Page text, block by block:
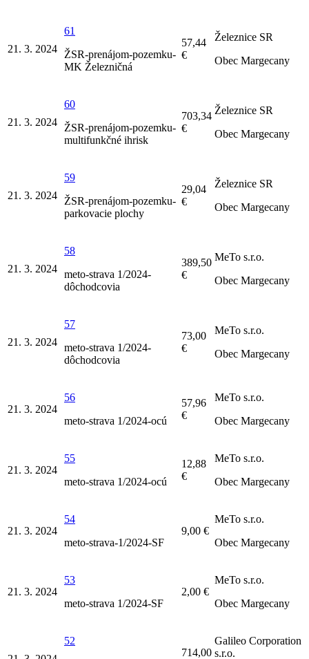
21. 3. 2024
61
ŽSR-prenájom-pozemku-
MK Železničná
57,44
€
Železnice SR
Obec Margecany
21. 3. 2024
60
ŽSR-prenájom-pozemku-
multifunkčné ihrisk
703,34
€
Železnice SR
Obec Margecany
21. 3. 2024
59
ŽSR-prenájom-pozemku-
parkovacie plochy
29,04
€
Železnice SR
Obec Margecany
21. 3. 2024
58
meto-strava 1/2024-
dôchodcovia
389,50
€
MeTo s.r.o.
Obec Margecany
21. 3. 2024
57
meto-strava 1/2024-
dôchodcovia
73,00
€
MeTo s.r.o.
Obec Margecany
21. 3. 2024
56
meto-strava 1/2024-ocú
57,96
€
MeTo s.r.o.
Obec Margecany
21. 3. 2024
55
meto-strava 1/2024-ocú
12,88
€
MeTo s.r.o.
Obec Margecany
21. 3. 2024
54
meto-strava-1/2024-SF
9,00 €
MeTo s.r.o.
Obec Margecany
21. 3. 2024
53
meto-strava 1/2024-SF
2,00 €
MeTo s.r.o.
Obec Margecany
52
714,00
Galileo Corporation
s.r.o.